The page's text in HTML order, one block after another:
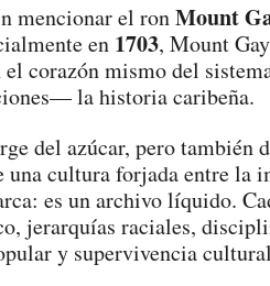
mencionar el ronMount
en 1703, Mount
el corazón mismo del
la historia caribeña.
del azúcar, pero también
cultura forjada entre la
es un archivo líquido.
jerarquías raciales,
y supervivencia